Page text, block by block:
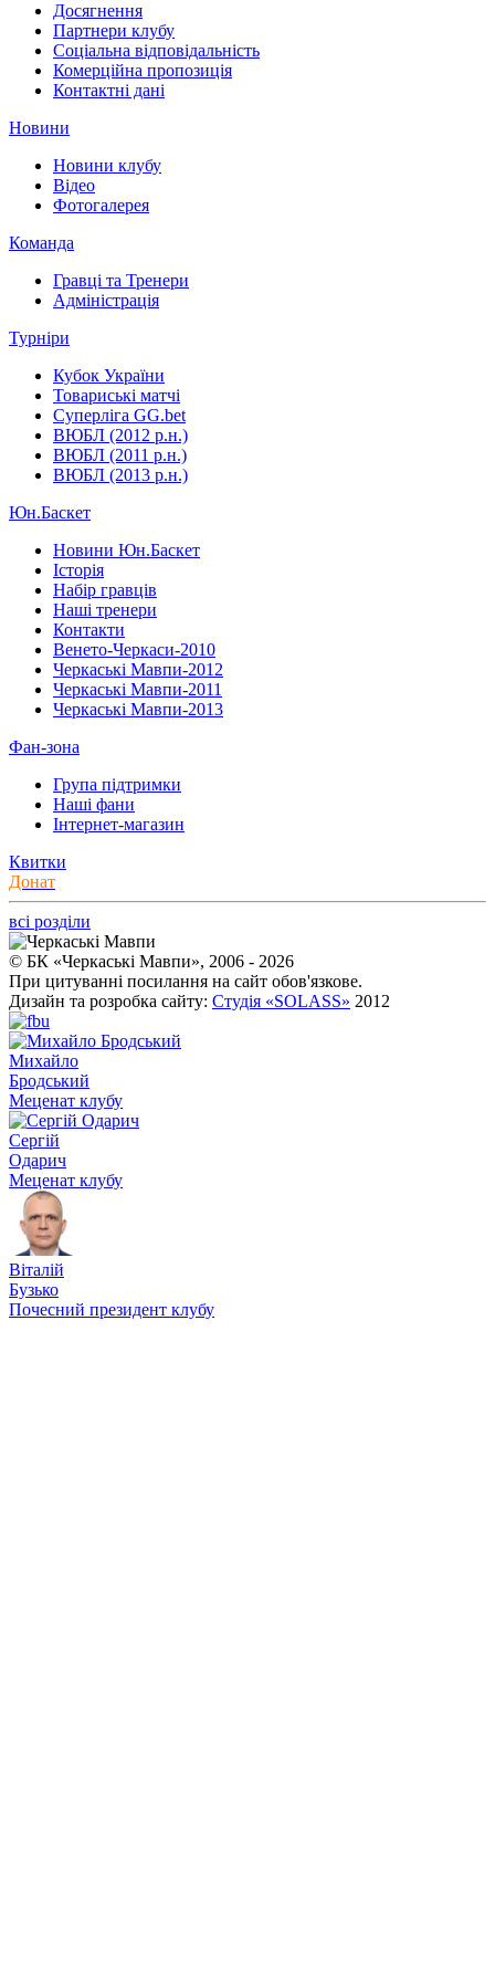
Досягнення
Партнери клубу
Соціальна відповідальність
Комерційна пропозиція
Контактні дані
Новини
Новини клубу
Відео
Фотогалерея
Команда
Гравці та Тренери
Адміністрація
Турніри
Кубок України
Товариські матчі
Суперліга GG.bet
ВЮБЛ (2012 р.н.)
ВЮБЛ (2011 р.н.)
ВЮБЛ (2013 р.н.)
Юн.Баскет
Новини Юн.Баскет
Історія
Набір гравців
Наші тренери
Контакти
Венето-Черкаси-2010
Черкаські Мавпи-2012
Черкаські Мавпи-2011
Черкаські Мавпи-2013
Фан-зона
Група підтримки
Наші фани
Інтернет-магазин
Квитки
Донат
всі розділи
© БК «Черкаські Мавпи», 2006 - 2026
При цитуванні посилання на сайт обов'язкове.
Дизайн та розробка сайту: Студія «SOLASS» 2012
Михайло
Бродський
Меценат клубу
Сергій
Одарич
Меценат клубу
Віталій
Бузько
Почесний президент клубу